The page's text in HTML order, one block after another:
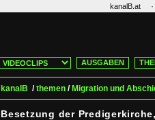
kanalB.at ·
AUSGABEN
kanalB /themen / Migration und
Besetzung der